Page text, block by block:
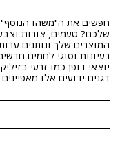
חפשים את ה"משהו
שלכם? טעמים, צורות
רעיונות וסוגי לחמים
יוצאי דופן כמו זרעי
דגנים ידועים אלו